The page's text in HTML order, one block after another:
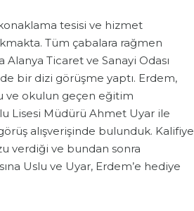
tesisi ve hizmet
Tüm çabalara rağmen
Ticaret ve Sanayi Odası
bir dizi görüşme yaptı. Erdem,
ve okulun geçen eğitim
Lisesi Müdürü Ahmet Uyar ile
alışverişinde bulunduk. Kalifiye
verdiği ve bundan sonra
Uslu ve Uyar, Erdem’e hediye